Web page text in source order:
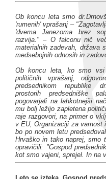
Ob koncu leta smo
'rumenih' vprašanj –
'dvema Janezoma brez
razvija." – O falconu nič
materialnih zadevah, država
medsebojnih odnosih in
Ob koncu leta, ko smo
političnih vprašanj,
predsednikom republike
prostorih predsedniške
pogovarjali na lahkotnejši
mu bolj ležijo zapletena
raje razgovori, na primer o
v EU, Organizaciji za varnost
bo po novem letu
Hrvaško in tako naprej, smo
opravičili: "Gospod
kot smo vajeni, sprejel. In na